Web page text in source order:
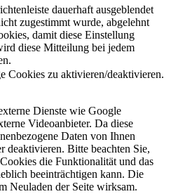
dauerhaft ausgeblendet
zugestimmt wurde, abgelehnt
damit diese Einstellung
diese Mitteilung bei jedem
Cookies zu aktivieren/deaktivieren.
Dienste wie Google
Videoanbieter. Da diese
Daten von Ihnen
deaktivieren. Bitte beachten Sie,
die Funktionalität und das
beeinträchtigen kann. Die
Neuladen der Seite wirksam.